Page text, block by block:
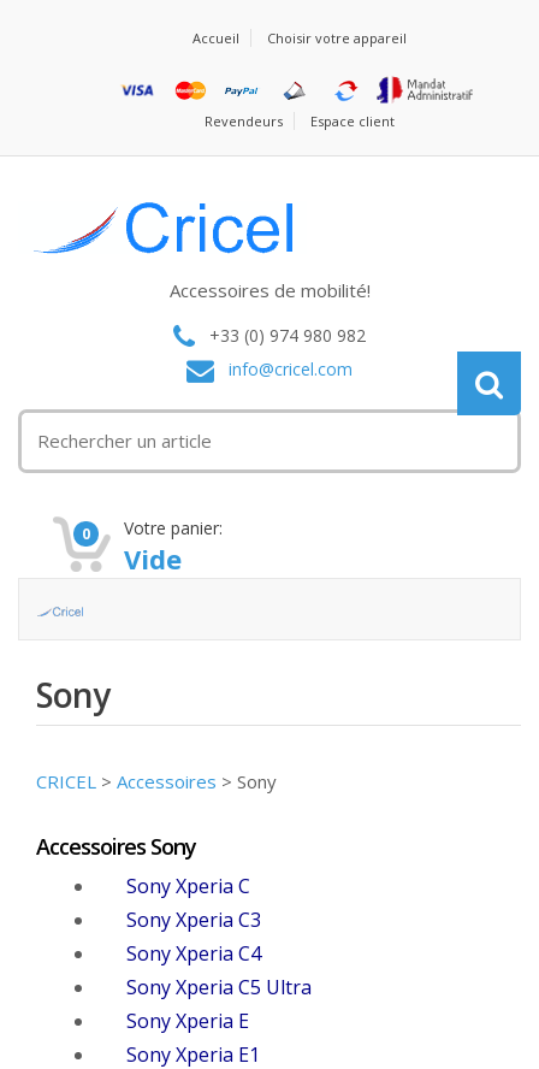
Accueil Choisir votre appareil
Revendeurs Espace client
Accessoires de mobilité!
+33 (0) 974 980 982
info@cricel.com
0 Votre panier:
Vide
Sony
CRICEL > Accessoires > Sony
Accessoires Sony
Sony Xperia C
Sony Xperia C3
Sony Xperia C4
Sony Xperia C5 Ultra
Sony Xperia E
Sony Xperia E1